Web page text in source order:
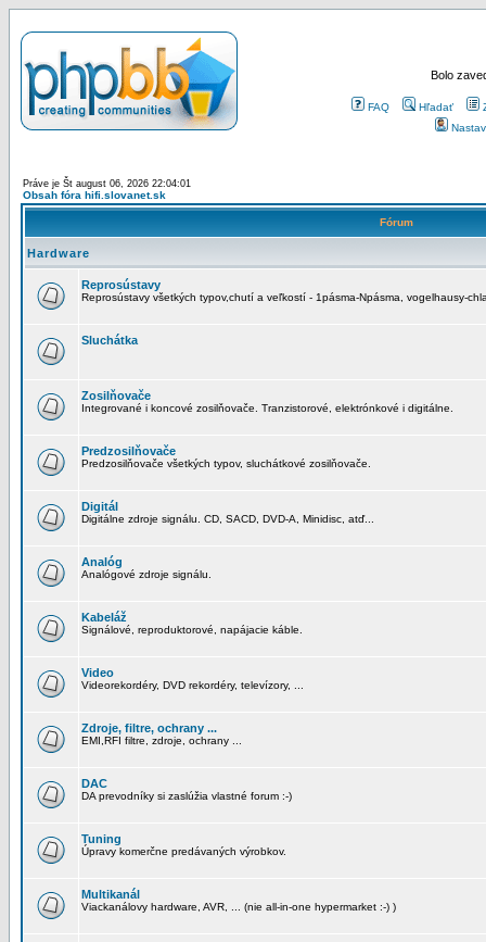
Bolo
FAQ Hľadať
Práve je Št august 06, 2026 22:04:01
Obsah fóra hifi.slovanet.sk
Fórum
Hardware
Reprosústavy
Reprosústavy všetkých typov,chutí a veľkostí - 1pásma-Npásma, vogelhausy-
Sluchátka
Zosilňovače
Integrované i koncové zosilňovače. Tranzistorové, elektrónkové i digitálne.
Predzosilňovače
Predzosilňovače všetkých typov, sluchátkové zosilňovače.
Digitál
Digitálne zdroje signálu. CD, SACD, DVD-A, Minidisc, atď...
Analóg
Analógové zdroje signálu.
Kabeláž
Signálové, reproduktorové, napájacie káble.
Video
Videorekordéry, DVD rekordéry, televízory, ...
Zdroje, filtre, ochrany ...
EMI,RFI filtre, zdroje, ochrany ...
DAC
DA prevodníky si zaslúžia vlastné forum :-)
Tuning
Úpravy komerčne predávaných výrobkov.
Multikanál
Viackanálovy hardware, AVR, ... (nie all-in-one hypermarket :-) )